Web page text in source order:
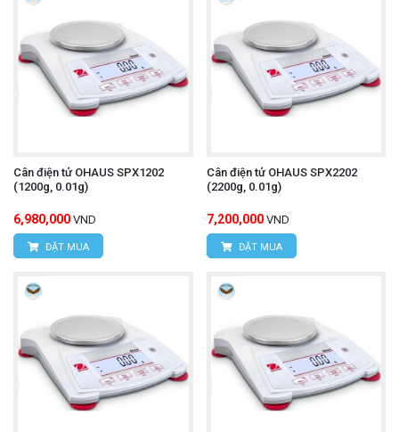
Cân điện tử OHAUS SPX1202
(1200g, 0.01g)
6,980,000 VND
ĐẶT MUA
Cân điện tử OHAUS SPX2202
(2200g, 0.01g)
7,200,000 VND
ĐẶT MUA